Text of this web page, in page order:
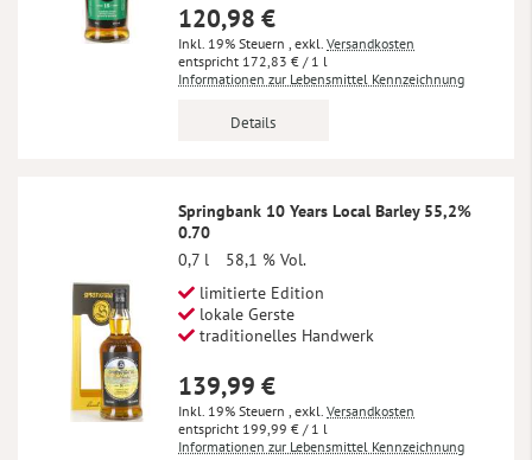
120,98 €
Inkl. 19% Steuern exkl. Versandkosten
172,83 € / 1 l
Informationen zur Lebensmittel Kennzeichnung
Details
Springbank 10 Years Local Barley 55,2%
0.70
0,7 l
58,1 % Vol.
limitierte Edition
lokale Gerste
traditionelles Handwerk
139,99 €
Inkl. 19% Steuern exkl. Versandkosten
199,99 € / 1 l
Informationen zur Lebensmittel Kennzeichnung